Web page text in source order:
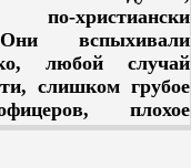
народа!
монархический
Это “движение” не
заметного следа
не стяжало себе
фактом, если не
христиански
вспыхивали
любой случай
слишком грубое
плохое
могло вызвать